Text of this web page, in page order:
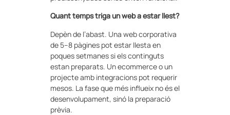
Quant temps triga un web a estar llest?
Depèn de l’abast. Una web corporativa
de 5–8 pàgines pot estar llesta en
poques setmanes si els continguts
estan preparats. Un ecommerce o un
projecte amb integracions pot requerir
mesos. La fase que més influeix no és el
desenvolupament, sinó la preparació
prèvia.